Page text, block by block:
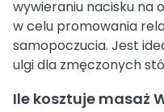
wywieraniu nacisku na
w celu promowania
samopoczucia. Jest
ulgi dla zmęczonych
Ile kosztuje masaż